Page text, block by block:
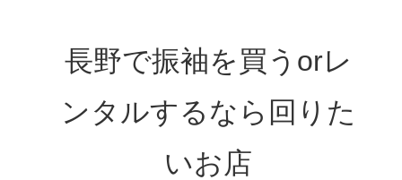
長野で振袖を買うorレ
ンタルするなら回りた
いお店